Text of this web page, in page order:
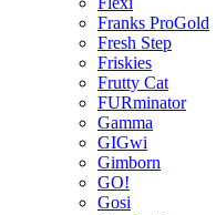
Franks ProGold
Fresh Step
Friskies
Frutty Cat
FURminator
Gamma
GIGwi
Gimborn
GO!
Gosi